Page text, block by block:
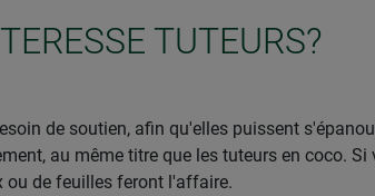
TUTEURS?
de soutien, afin qu'elles puissent
au même titre que les tuteurs en coco.
de feuilles feront l'affaire.